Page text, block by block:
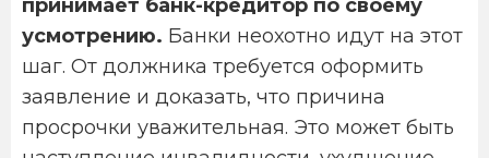
принимает банк-кредитор по своему
усмотрению. Банки неохотно идут на этот
шаг. От должника требуется оформить
заявление и доказать, что причина
просрочки уважительная. Это может быть